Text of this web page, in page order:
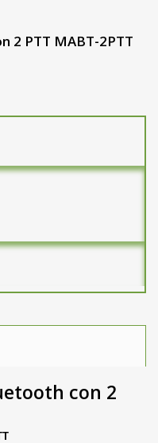
2 PTT MABT-2PTT
con 2